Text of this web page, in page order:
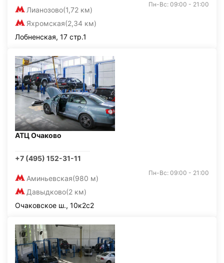
Лианозово(1,72 км)
Яхромская(2,34 км)
Пн-Вс: 09:00 - 21:00
Лобненская, 17 стр.1
АТЦ Очаково
+7 (495) 152-31-11
Аминьевская(980 м)
Давыдково(2 км)
Пн-Вс: 09:00 - 21:00
Очаковское ш., 10к2с2